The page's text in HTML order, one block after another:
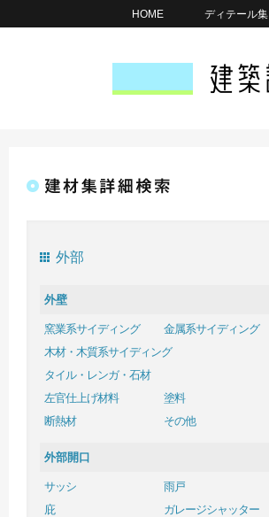
HOME ディテール集
外部
外壁
窯業系サイディング
金属系サイディング
木材・木質系サイディング
タイル・レンガ・石材
左官仕上げ材料
塗料
断熱材
その他
外部開口
サッシ
雨戸
庇
ガレージシャッター